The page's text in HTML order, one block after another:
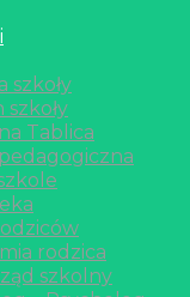
szkoły
szkoły
Tablica
rodzica
szkolny